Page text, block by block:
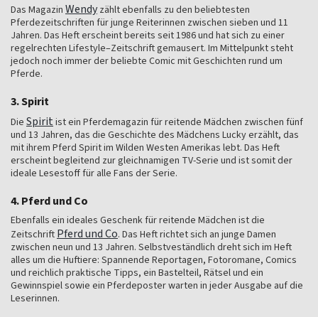
Das Magazin Wendy zählt ebenfalls zu den beliebtesten
Pferdezeitschriften für junge Reiterinnen zwischen sieben und 11
Jahren. Das Heft erscheint bereits seit 1986 und hat sich zu einer
regelrechten Lifestyle–Zeitschrift gemausert. Im Mittelpunkt steht
jedoch noch immer der beliebte Comic mit Geschichten rund um
Pferde.
3. Spirit
Die Spirit ist ein Pferdemagazin für reitende Mädchen zwischen fünf
und 13 Jahren, das die Geschichte des Mädchens Lucky erzählt, das
mit ihrem Pferd Spirit im Wilden Westen Amerikas lebt. Das Heft
erscheint begleitend zur gleichnamigen TV-Serie und ist somit der
ideale Lesestoff für alle Fans der Serie.
4. Pferd und Co
Ebenfalls ein ideales Geschenk für reitende Mädchen ist die
Zeitschrift Pferd und Co. Das Heft richtet sich an junge Damen
zwischen neun und 13 Jahren. Selbstveständlich dreht sich im Heft
alles um die Huftiere: Spannende Reportagen, Fotoromane, Comics
und reichlich praktische Tipps, ein Bastelteil, Rätsel und ein
Gewinnspiel sowie ein Pferdeposter warten in jeder Ausgabe auf die
Leserinnen.